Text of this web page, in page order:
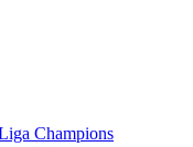
Champions